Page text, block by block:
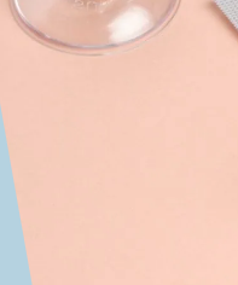
Sonnenschutz
Oberlichter